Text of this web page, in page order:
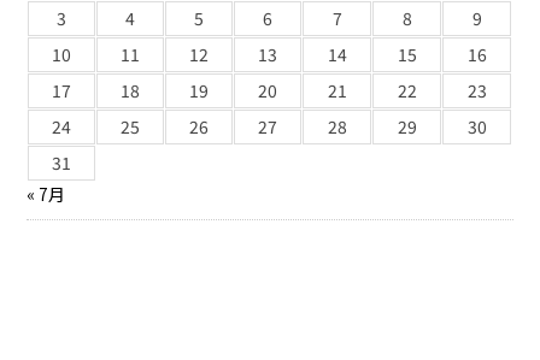
3
4 5 6 7 8
9
10
11 12 13 14 15
16
17
18 19 20 21 22
23
24
25 26 27 28 29
30
31
« 7月